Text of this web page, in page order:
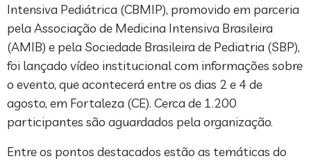
Intensiva Pediátrica (CBMIP), promovido em parceria
pela Associação de Medicina Intensiva Brasileira
(AMIB) e pela Sociedade Brasileira de Pediatria (SBP),
foi lançado vídeo institucional com informações sobre
o evento, que acontecerá entre os dias 2 e 4 de
agosto, em Fortaleza (CE). Cerca de 1.200
participantes são aguardados pela organização.
Entre os pontos destacados estão as temáticas do